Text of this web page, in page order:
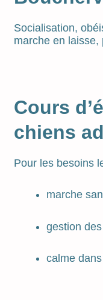
Socialisation,
marche en laisse,
Cours
chiens
Pour les besoins
marche
gestion
calme